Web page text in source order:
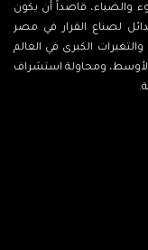
والضياء، قاصداً أن يكون
لصناع القرار في مصر
الكبرى في العالم
الأوسط، ومحاولة استشراف